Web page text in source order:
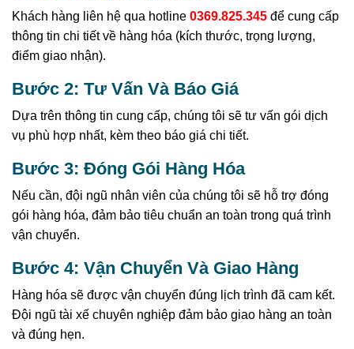
Khách hàng liên hệ qua hotline 0369.825.345 để cung cấp
thông tin chi tiết về hàng hóa (kích thước, trọng lượng,
điểm giao nhận).
Bước 2: Tư Vấn Và Báo Giá
Dựa trên thông tin cung cấp, chúng tôi sẽ tư vấn gói dịch
vụ phù hợp nhất, kèm theo báo giá chi tiết.
Bước 3: Đóng Gói Hàng Hóa
Nếu cần, đội ngũ nhân viên của chúng tôi sẽ hỗ trợ đóng
gói hàng hóa, đảm bảo tiêu chuẩn an toàn trong quá trình
vận chuyển.
Bước 4: Vận Chuyển Và Giao Hàng
Hàng hóa sẽ được vận chuyển đúng lịch trình đã cam kết.
Đội ngũ tài xế chuyên nghiệp đảm bảo giao hàng an toàn
và đúng hẹn.